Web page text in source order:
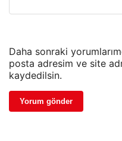
Daha sonraki
posta adresim ve site
kaydedilsin.